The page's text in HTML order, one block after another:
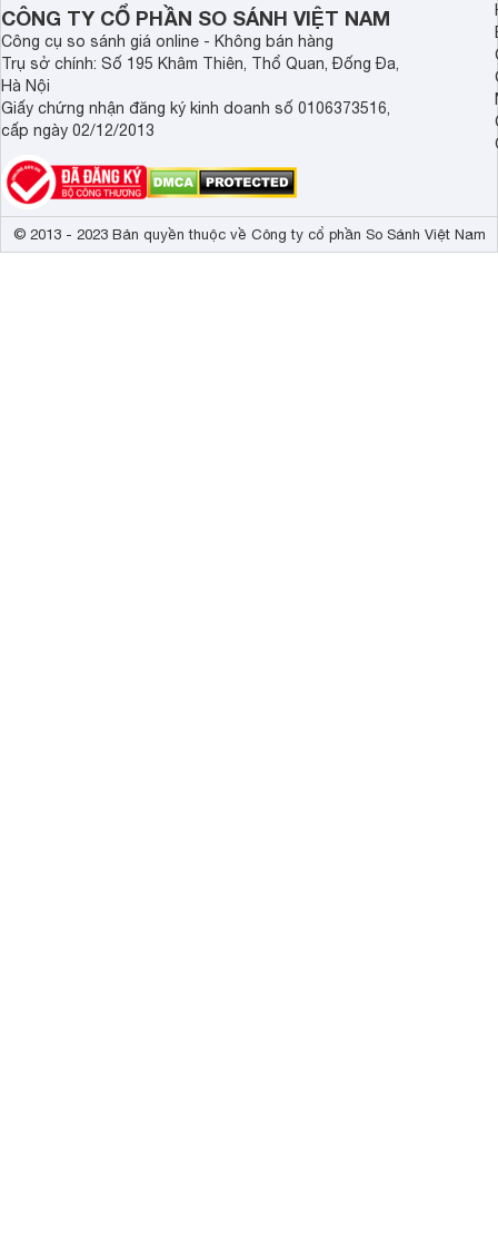
CÔNG TY CỔ PHẦN SO SÁNH VIỆT NAM
Công cụ so sánh giá online - Không bán hàng
Trụ sở chính: Số 195 Khâm Thiên, Thổ Quan, Đống Đa,
Hà Nội
Giấy chứng nhận đăng ký kinh doanh số 0106373516,
cấp ngày 02/12/2013
© 2013 - 2023 Bản quyền thuộc về Công ty cổ phần So Sánh Việt Nam